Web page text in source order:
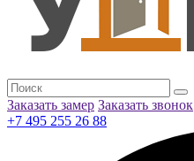
Заказать замер Заказать звонок
+7 495 255 26 88